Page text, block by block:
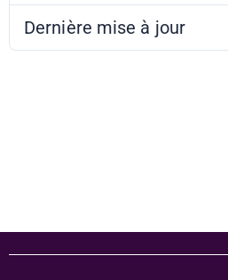
Dernière mise à jour